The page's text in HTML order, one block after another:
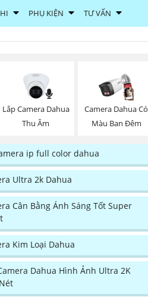
PHỤ KIỆN TƯ VẤN
Lắp Camera Dahua
Thu Âm
Camera Dahua Có
Màu Ban Đêm
ip full color dahua
Ultra 2k Dahua
Cân Bằng Ánh Sáng Tốt Super
Kim Loại Dahua
Dahua Hình Ảnh Ultra 2K